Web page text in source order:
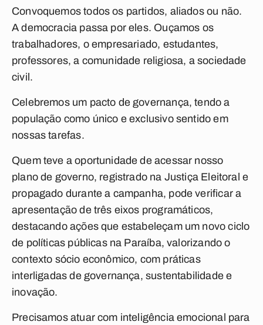
Convoquemos todos os partidos, aliados ou não.
A democracia passa por eles. Ouçamos os
trabalhadores, o empresariado, estudantes,
professores, a comunidade religiosa, a sociedade
civil.
Celebremos um pacto de governança, tendo a
população como único e exclusivo sentido em
nossas tarefas.
Quem teve a oportunidade de acessar nosso
plano de governo, registrado na Justiça Eleitoral e
propagado durante a campanha, pode verificar a
apresentação de três eixos programáticos,
destacando ações que estabeleçam um novo ciclo
de políticas públicas na Paraíba, valorizando o
contexto sócio econômico, com práticas
interligadas de governança, sustentabilidade e
inovação.
Precisamos atuar com inteligência emocional para